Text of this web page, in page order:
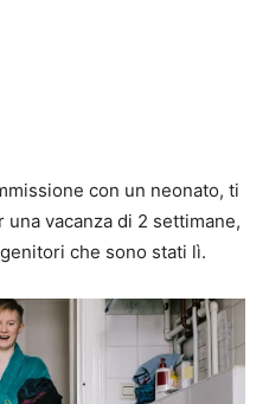
con un neonato, ti
vacanza di 2 settimane,
che sono stati lì.